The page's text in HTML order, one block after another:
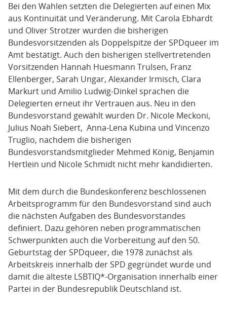
Bei den Wahlen setzten die Delegierten auf einen Mix
aus Kontinuität und Veränderung. Mit Carola Ebhardt
und Oliver Strotzer wurden die bisherigen
Bundesvorsitzenden als Doppelspitze der SPDqueer im
Amt bestätigt. Auch den bisherigen stellvertretenden
Vorsitzenden Hannah Huesmann Trulsen, Franz
Ellenberger, Sarah Ungar, Alexander Irmisch, Clara
Markurt und Amilio Ludwig-Dinkel sprachen die
Delegierten erneut ihr Vertrauen aus. Neu in den
Bundesvorstand gewählt wurden Dr. Nicole Meckoni,
Julius Noah Siebert, Anna-Lena Kubina und Vincenzo
Truglio, nachdem die bisherigen
Bundesvorstandsmitglieder Mehmed König, Benjamin
Hertlein und Nicole Schmidt nicht mehr kandidierten.
Mit dem durch die Bundeskonferenz beschlossenen
Arbeitsprogramm für den Bundesvorstand sind auch
die nächsten Aufgaben des Bundesvorstandes
definiert. Dazu gehören neben programmatischen
Schwerpunkten auch die Vorbereitung auf den 50.
Geburtstag der SPDqueer, die 1978 zunächst als
Arbeitskreis innerhalb der SPD gegründet wurde und
damit die älteste LSBTIQ*-Organisation innerhalb einer
Partei in der Bundesrepublik Deutschland ist.